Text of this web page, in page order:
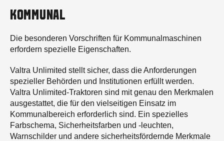
KOMMUNAL
Die besonderen Vorschriften für Kommunalmaschinen
erfordern spezielle Eigenschaften.
Valtra Unlimited stellt sicher, dass die Anforderungen
spezieller Behörden und Institutionen erfüllt werden.
Valtra Unlimited-Traktoren sind mit genau den Merkmalen
ausgestattet, die für den vielseitigen Einsatz im
Kommunalbereich erforderlich sind. Ein spezielles
Farbschema, Sicherheitsfarben und -leuchten,
Warnschilder und andere sicherheitsfördernde Merkmale